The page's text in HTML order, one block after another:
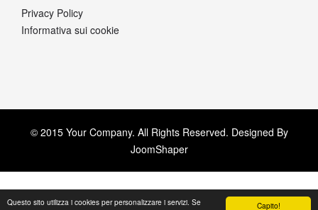
Capito!
Questo sito utilizza i cookies per personalizzare i servizi. Se
Privacy Policy
Informativa sui cookie
© 2015 Your Company. All Rights Reserved. Designed By
JoomShaper